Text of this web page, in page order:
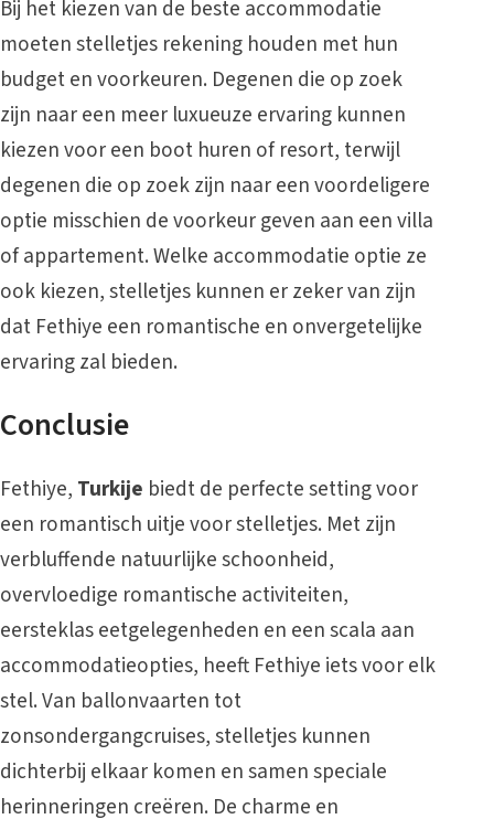
Bij het kiezen van de beste accommodatie
moeten stelletjes rekening houden met hun
budget en voorkeuren. Degenen die op zoek
zijn naar een meer luxueuze ervaring kunnen
kiezen voor een boot huren of resort, terwijl
degenen die op zoek zijn naar een voordeligere
optie misschien de voorkeur geven aan een villa
of appartement. Welke accommodatie optie ze
ook kiezen, stelletjes kunnen er zeker van zijn
dat Fethiye een romantische en onvergetelijke
ervaring zal bieden.
Conclusie
Fethiye, Turkije biedt de perfecte setting voor
een romantisch uitje voor stelletjes. Met zijn
verbluffende natuurlijke schoonheid,
overvloedige romantische activiteiten,
eersteklas eetgelegenheden en een scala aan
accommodatieopties, heeft Fethiye iets voor elk
stel. Van ballonvaarten tot
zonsondergangcruises, stelletjes kunnen
dichterbij elkaar komen en samen speciale
herinneringen creëren. De charme en